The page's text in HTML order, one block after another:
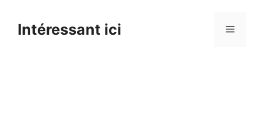
contentIntéressant ici Menu